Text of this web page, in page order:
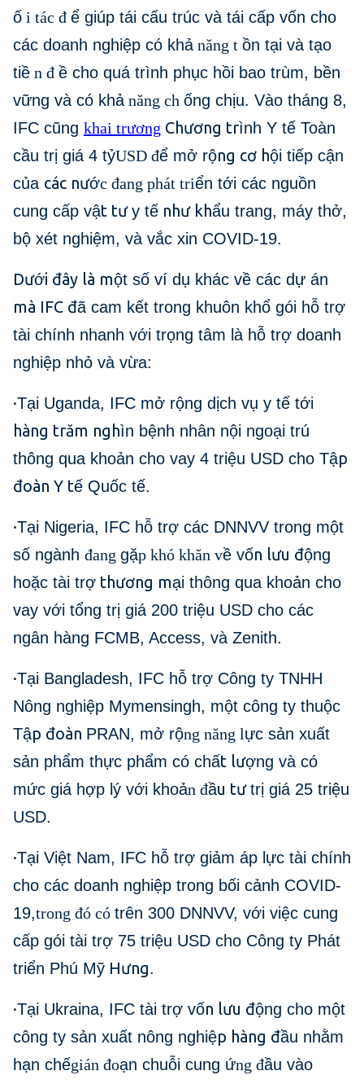
ố i tác đ ể giúp tái cấu trúc và tái cấp vốn cho
các doanh nghiệp có khả năng t ồn tại và tạo
tiề n đ ề cho quá trình phục hồi bao trùm, bền
vững và có khả năng ch ống chịu. Vào tháng 8,
IFC cũng khai trương Chương trình Y tế Toàn
cầu trị giá 4 tỷUSD để mở rộng cơ hội tiếp cận
của các nước đang phát triển tới các nguồn
cung cấp vật tưy tế như khẩu trang, máy thở,
bộ xét nghiệm, và vắc xin COVID-19.
Dưới đây là một số ví dụ khác về các dự án
mà IFC đã cam kết trong khuôn khổ gói hỗ trợ
tài chính nhanh với trọng tâm là hỗ trợ doanh
nghiệp nhỏ và vừa:
·Tại Uganda, IFC mở rộng dịch vụ y tế tới
hàng trăm nghìn bệnh nhân nội ngoại trú
thông qua khoản cho vay 4 triệu USD cho Tập
đoàn Y tế Quốc tế.
·Tại Nigeria, IFC hỗ trợ các DNNVV trong một
số ngành đang gặp khó khăn về vốn lưu động
hoặc tài trợ thương mại thông qua khoản cho
vay với tổng trị giá 200 triệu USD cho các
ngân hàng FCMB, Access, và Zenith.
·Tại Bangladesh, IFC hỗ trợ Công ty TNHH
Nông nghiệp Mymensingh, một công ty thuộc
Tập đoàn PRAN, mở rộng năng lực sản xuất
sản phẩm thực phẩm có chất lượng và có
mức giá hợp lý với khoản đầu tưtrị giá 25 triệu
USD.
·Tại Việt Nam, IFC hỗ trợ giảm áp lực tài chính
cho các doanh nghiệp trong bối cảnh COVID-
19,trong đó có trên 300 DNNVV, với việc cung
cấp gói tài trợ 75 triệu USD cho Công ty Phát
triển Phú Mỹ Hưng.
·Tại Ukraina, IFC tài trợ vốn lưu động cho một
công ty sản xuất nông nghiệp hàng đầu nhằm
hạn chếgián đoạn chuỗi cung ứng đầu vào